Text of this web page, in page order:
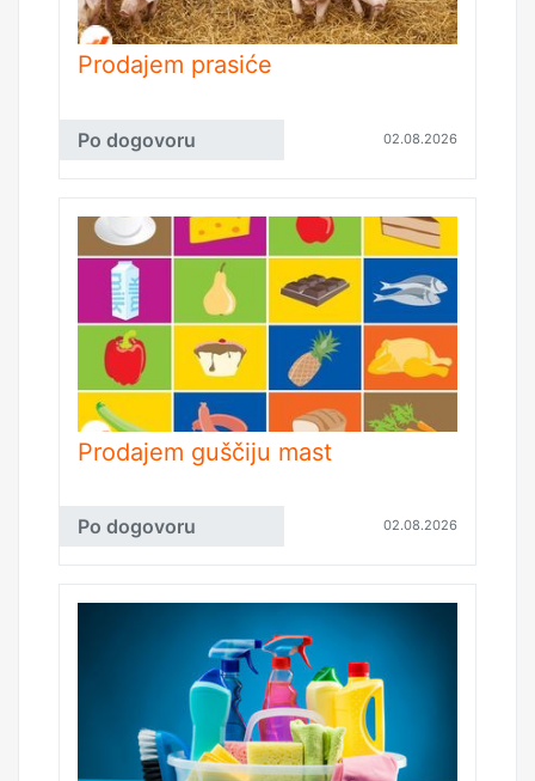
Prodajem prasiće
Po dogovoru 02.08.2026
Prodajem guščiju mast
Po dogovoru 02.08.2026